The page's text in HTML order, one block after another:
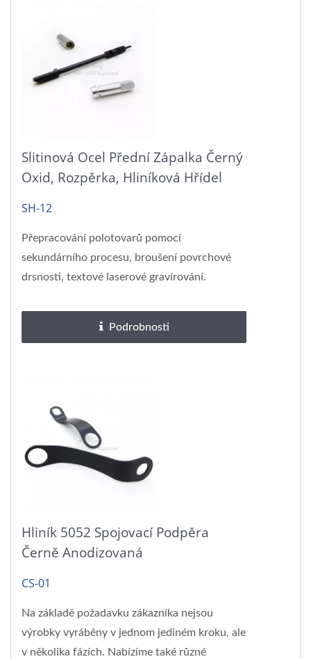
Slitinová Ocel Přední Zápalka Černý
Oxid, Rozpěrka, Hliníková Hřídel
SH-12
Přepracování polotovarů pomocí
sekundárního procesu, broušení povrchové
drsnosti, textové laserové gravírování.
Podrobnosti
Hliník 5052 Spojovací Podpěra
Černě Anodizovaná
CS-01
Na základě požadavku zákazníka nejsou
výrobky vyráběny v jednom jediném kroku, ale
v několika fázích. Nabízíme také různé